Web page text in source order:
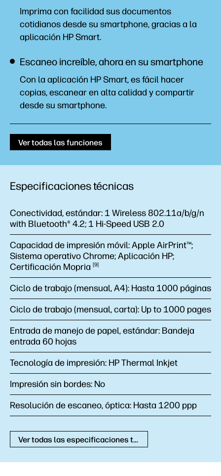
Imprima con facilidad sus documentos
cotidianos desde su smartphone, gracias a la
aplicación HPSmart.
Escaneo increíble, ahora en su smartphone
Con la aplicación HP Smart, es fácil hacer
copias, escanear en alta calidad y compartir
desde su smartphone.
Ver todas las funciones
Especificaciones técnicas
Conectividad, estándar: 1 Wireless 802.11a/b/g/n
with Bluetooth® 4.2; 1 Hi-Speed USB 2.0
Capacidad de impresión móvil:Apple AirPrint™;
Sistema operativo Chrome; Aplicación HP;
Certificación Mopria 9
Ciclo de trabajo (mensual, A4): Hasta 1000 páginas
Ciclo de trabajo (mensual, carta): Up to 1000 pages
Entrada de manejo de papel, estándar: Bandeja
entrada 60 hojas
Tecnología de impresión: HP Thermal Inkjet
Impresión sin bordes: No
Resolución de escaneo, óptica: Hasta 1200 ppp
Ver todas las especificaciones técnicas